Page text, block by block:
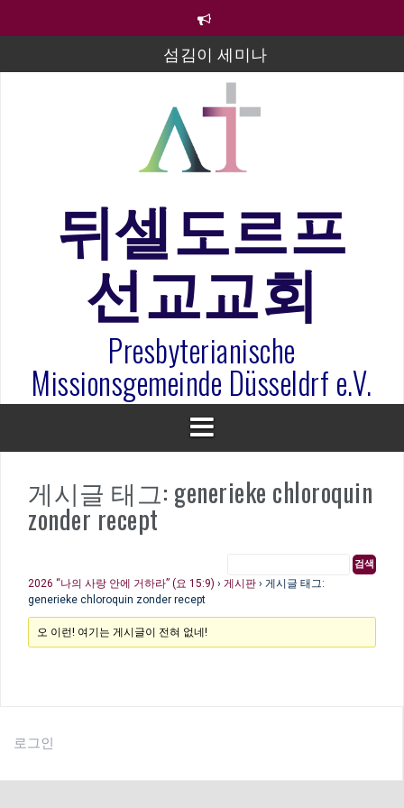
섬김이 세미나
김태희 자매 졸업연주
2023년 어린이 주일 유초등부 발표
라합3 나라 봉헌송
은퇴사-우선화 권사
20260322 주안에 가만히 머물기(요한복음 15:1-17) 손
훈목사
뒤셀도르프
선교교회
Presbyterianische
Missionsgemeinde Düsseldrf e.V.
게시글 태그: generieke chloroquin
zonder recept
2026 “나의 사랑 안에 거하라” (요 15:9) › 게시판 › 게시글 태그:
generieke chloroquin zonder recept
오 이런! 여기는 게시글이 전혀 없네!
로그인